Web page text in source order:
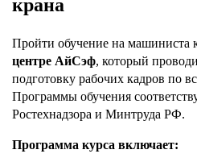
крана
Пройти обучение на машиниста
центре АйСэф, который
подготовку рабочих кадров по
Программы обучения
Ростехнадзора и Минтруда РФ.
Программа курса включает: